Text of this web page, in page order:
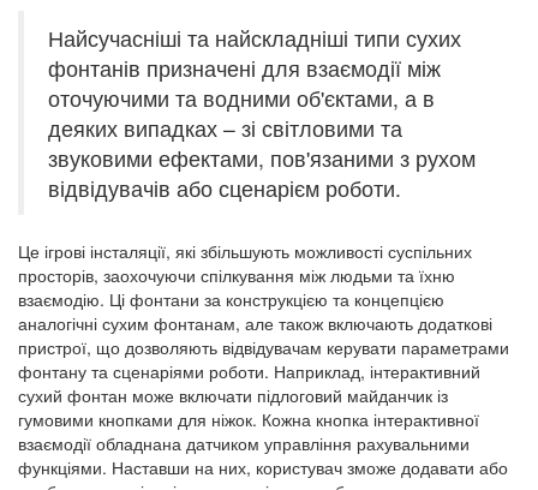
Найсучасніші та найскладніші типи сухих
фонтанів призначені для взаємодії між
оточуючими та водними об'єктами, а в
деяких випадках – зі світловими та
звуковими ефектами, пов'язаними з рухом
відвідувачів або сценарієм роботи.
Це ігрові інсталяції, які збільшують можливості суспільних
просторів, заохочуючи спілкування між людьми та їхню
взаємодію. Ці фонтани за конструкцією та концепцією
аналогічні сухим фонтанам, але також включають додаткові
пристрої, що дозволяють відвідувачам керувати параметрами
фонтану та сценаріями роботи. Наприклад, інтерактивний
сухий фонтан може включати підлоговий майданчик із
гумовими кнопками для ніжок. Кожна кнопка інтерактивної
взаємодії обладнана датчиком управління рахувальними
функціями. Наставши на них, користувач зможе додавати або